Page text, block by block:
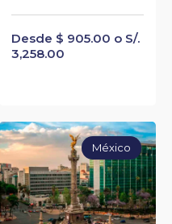
Desde $ 905.00 o S/.
3,258.00
México